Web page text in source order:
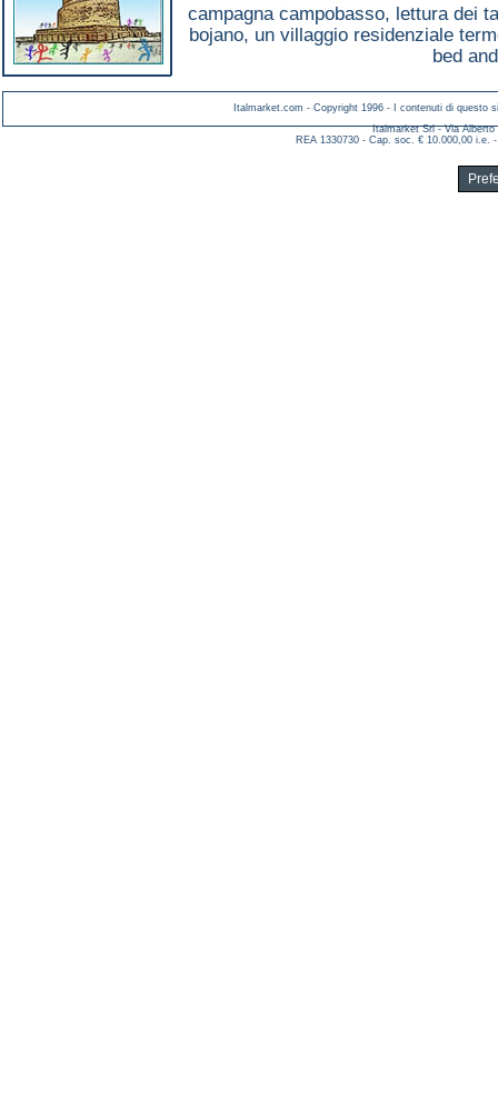
campagna campobasso, lettura dei
bojano, un villaggio residenziale
bed
Italmarket.com - Copyright 1996 - I contenuti di questo
Italmarket Srl - Via Alberto
REA 1330730 - Cap. soc. € 10.000,00 i.e.